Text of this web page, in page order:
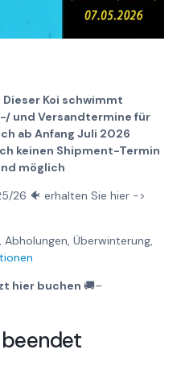
Dieser Koi schwimmt
und Versandtermine für
ab Anfang Juli 2026
keinen Shipment-Termin
möglich
26 🐠 erhalten Sie hier ->
Abholungen, Überwinterung,
hier buchen 🚚–